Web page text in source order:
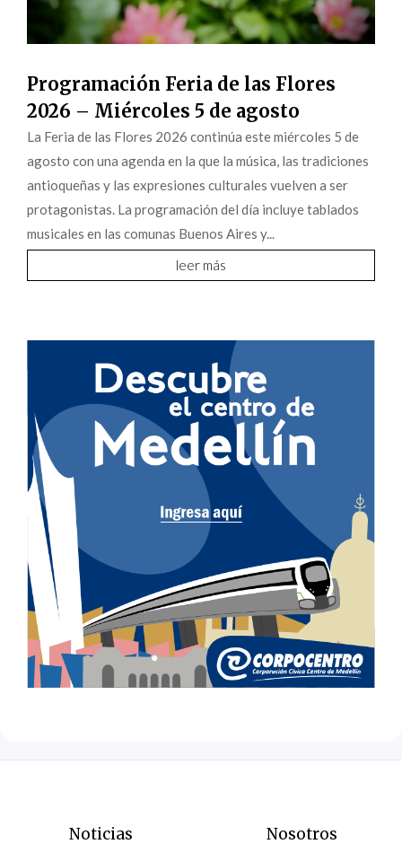
Programación Feria de las Flores
2026 – Miércoles 5 de agosto
La Feria de las Flores 2026 continúa este miércoles 5 de
agosto con una agenda en la que la música, las tradiciones
antioqueñas y las expresiones culturales vuelven a ser
protagonistas. La programación del día incluye tablados
musicales en las comunas Buenos Aires y...
leer más
Noticias Nosotros